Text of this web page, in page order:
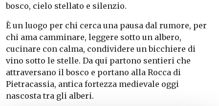
bosco, cielo stellato e silenzio.
È un luogo per chi cerca una pausa dal rumore, per
chi ama camminare, leggere sotto un albero,
cucinare con calma, condividere un bicchiere di
vino sotto le stelle. Da qui partono sentieri che
attraversano il bosco e portano alla Rocca di
Pietracassia, antica fortezza medievale oggi
nascosta tra gli alberi.